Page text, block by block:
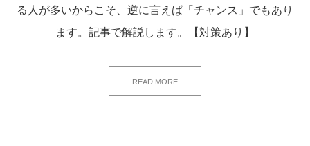
る人が多いからこそ、逆に言えば「チャンス」でもあり
ます。記事で解説します。【対策あり】
READ MORE